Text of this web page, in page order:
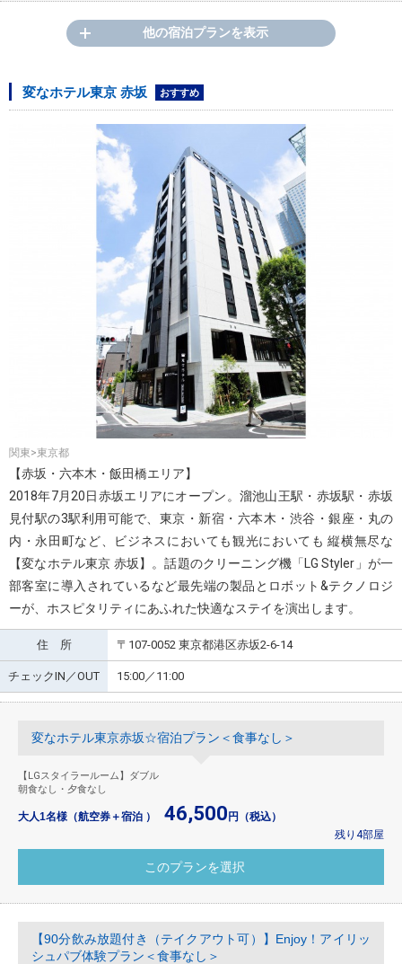
他の宿泊プランを表示
変なホテル東京 赤坂 おすすめ
関東>東京都
【赤坂・六本木・飯田橋エリア】
2018年7月20日赤坂エリアにオープン。溜池山王駅・赤坂駅・赤坂
見付駅の3駅利用可能で、東京・新宿・六本木・渋谷・銀座・丸の
内・永田町など、ビジネスにおいても観光においても 縦横無尽な
【変なホテル東京 赤坂】。話題のクリーニング機「LG Styler」が一
部客室に導入されているなど最先端の製品とロボット&テクノロジ
ーが、ホスピタリティにあふれた快適なステイを演出します。
住 所 〒107-0052 東京都港区赤坂2-6-14
チェックIN／OUT 15:00／11:00
変なホテル東京赤坂☆宿泊プラン＜食事なし＞
【LGスタイラールーム】ダブル
朝食なし・夕食なし
大人1名様（航空券＋宿泊 ） 46,500円（税込）
残り4部屋
【90分飲み放題付き（テイクアウト可）】Enjoy！アイリッ
シュパブ体験プラン＜食事なし＞